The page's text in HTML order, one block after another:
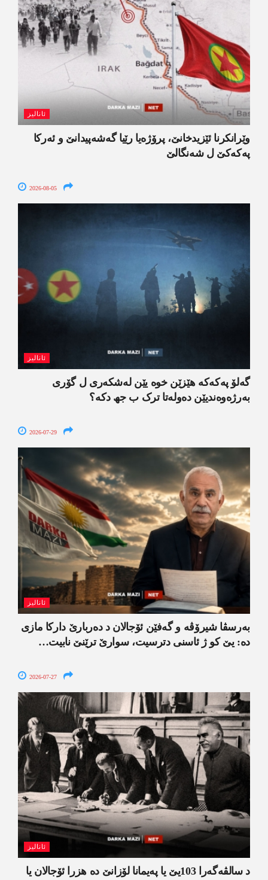
ئانالیز
وێرانکرنا ئێزیدخانێ، پرۆژەیا رێیا گەشەپیدانێ و ئەرکا
پەکەکێ ل شەنگالێ
2026-08-05
ئانالیز
گەلۆ پەکەکە ھێزێن خوە یێن لەشکەری ل گۆری
بەرژەوەندیێن دەولەتا ترک ب جھ دکە؟
2026-07-29
ئانالیز
بەرسڤا شیرۆڤە و گەفێن ئۆجالان د دەربارێ دارکا مازی
دە: یێ کو ژ ئاسنی دترسیت، سوارێ ترێنێ نابیت…
2026-07-27
ئانالیز
د سالڤەگەرا 103یێ یا پەیمانا لۆزانێ دە هزرا ئۆجالان یا